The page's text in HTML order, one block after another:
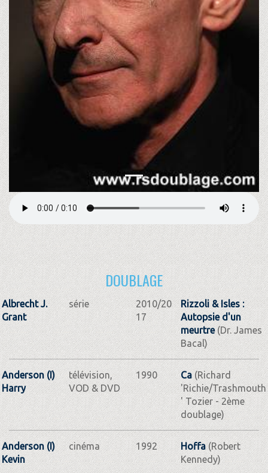
DOUBLAGE
Albrecht J.
Grant
série
2010/20
17
Rizzoli & Isles :
Autopsie d'un
meurtre(Dr. James
Bacal)
Anderson (I)
Harry
télévision,
VOD & DVD
1990 Ca(Richard
'Richie/Trashmouth
' Tozier - 2ème
doublage)
Anderson (I)
Kevin
cinéma 1992 Hoffa(Robert
Kennedy)